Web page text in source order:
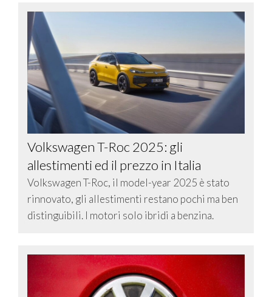
Volkswagen T-Roc 2025: gli
allestimenti ed il prezzo in Italia
Volkswagen T-Roc, il model-year 2025 è stato
rinnovato, gli allestimenti restano pochi ma ben
distinguibili. I motori solo ibridi a benzina.